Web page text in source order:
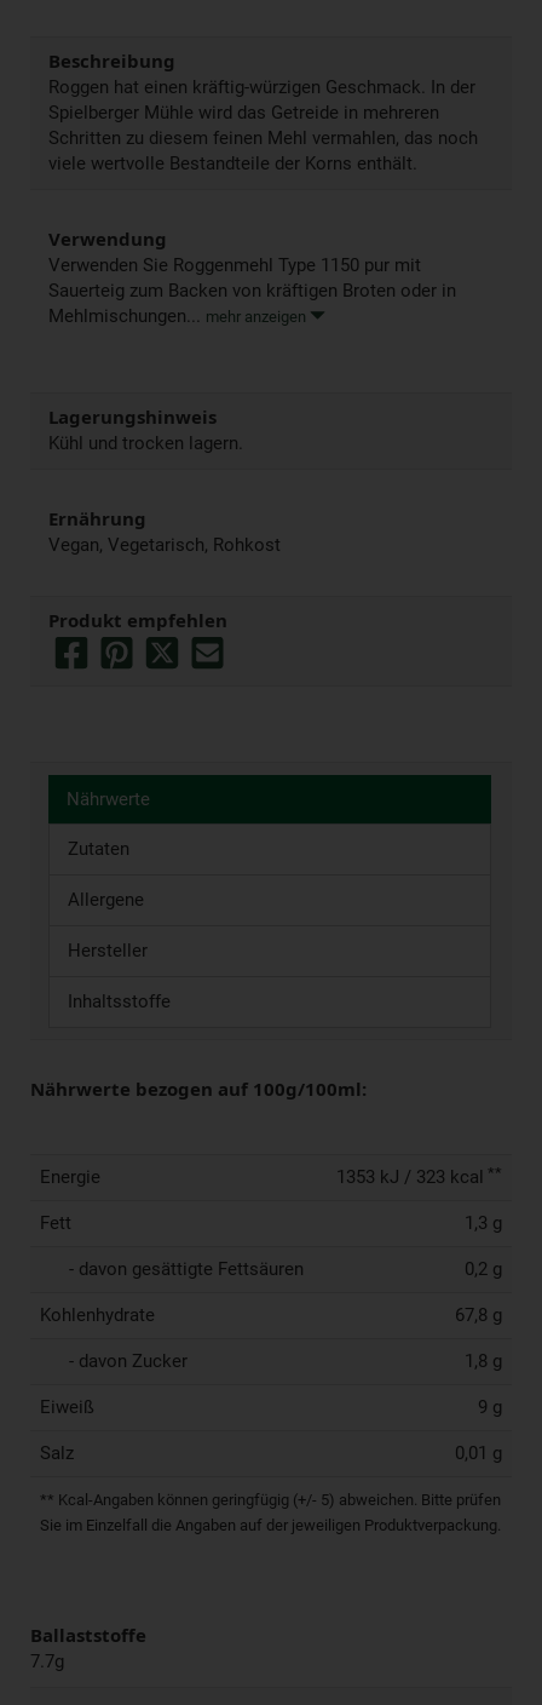
Beschreibung
Roggen hat einen kräftig-würzigen Geschmack. In der
Spielberger Mühle wird das Getreide in mehreren
Schritten zu diesem feinen Mehl vermahlen, das noch
viele wertvolle Bestandteile der Korns enthält.
Verwendung
Verwenden Sie Roggenmehl Type 1150 pur mit
Sauerteig zum Backen von kräftigen Broten oder in
Mehlmischungen... mehr anzeigen
Lagerungshinweis
Kühl und trocken lagern.
Ernährung
Vegan, Vegetarisch, Rohkost
Produkt empfehlen
Nährwerte
Zutaten
Allergene
Hersteller
Inhaltsstoffe
Nährwerte bezogen auf 100g/100ml:
Energie 1353 kJ / 323 kcal **
Fett 1,3 g
- davon gesättigte Fettsäuren 0,2 g
Kohlenhydrate 67,8 g
- davon Zucker 1,8 g
Eiweiß 9 g
Salz 0,01 g
** Kcal-Angaben können geringfügig (+/- 5) abweichen. Bitte prüfen
Sie im Einzelfall die Angaben auf der jeweiligen Produktverpackung.
Ballaststoffe
7.7g